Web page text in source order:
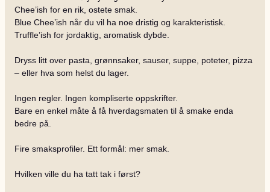
Chee’ish for en rik, ostete smak.
Blue Chee’ish når du vil ha noe dristig og karakteristisk.
Truffle’ish for jordaktig, aromatisk dybde.
Dryss litt over pasta, grønnsaker, sauser, suppe, poteter, pizza
– eller hva som helst du lager.
Ingen regler. Ingen kompliserte oppskrifter.
Bare en enkel måte å få hverdagsmaten til å smake enda
bedre på.
Fire smaksprofiler. Ett formål: mer smak.
Hvilken ville du ha tatt tak i først?